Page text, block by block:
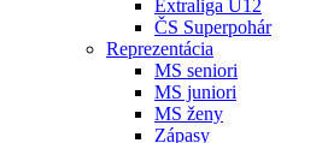
Extraliga U12
ČS Superpohár
Reprezentácia
MS seniori
MS juniori
MS ženy
Zápasy